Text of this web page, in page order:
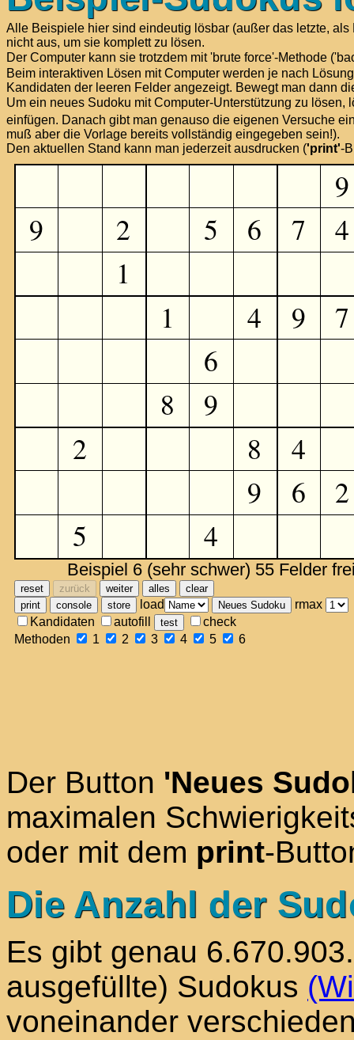
Alle Beispiele hier sind eindeutig lösbar (außer das letzte,
nicht aus, um sie komplett zu lösen.
Der Computer kann sie trotzdem mit 'brute force'-Methode
Beim interaktiven Lösen mit Computer werden je nach
Kandidaten der leeren Felder angezeigt. Bewegt man dann
Um ein neues Sudoku mit Computer-Unterstützung zu
einfügen. Danach gibt man genauso die eigenen Versuche
muß aber die Vorlage bereits vollständig eingegeben sein!).
Den aktuellen Stand kann man jederzeit ausdrucken ('print'-
Beispiel 6 (sehr schwer) 55 Felder
load
rmax
Kandidaten
autofill
check
Methoden
1 2 3 4 5 6
Der Button 'Neues
maximalen
oder mit dem print-
Die Anzahl der
Es gibt genau
ausgefüllte) Sudokus
voneinander